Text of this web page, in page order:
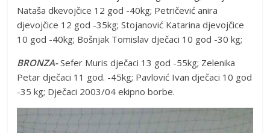
Nataša dkevojčice 12 god -40kg; Petričević anira
djevojčice 12 god -35kg; Stojanović Katarina djevojčice
10 god -40kg; Bošnjak Tomislav dječaci 10 god -30 kg;
BRONZA-Sefer Muris dječaci 13 god -55kg; Zelenika
Petar dječaci 11 god. -45kg; Pavlović Ivan dječaci 10 god
-35 kg; Dječaci 2003/04 ekipno borbe.